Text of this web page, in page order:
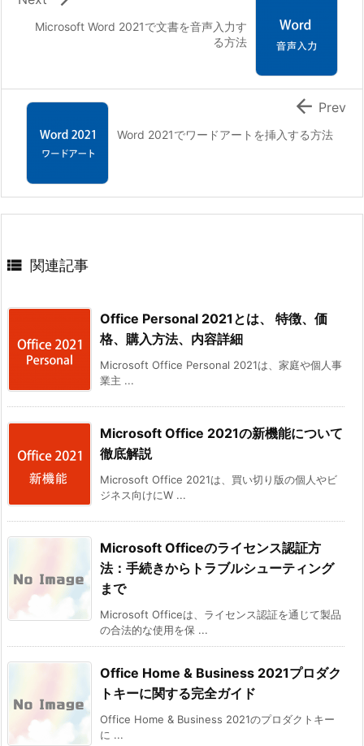
Microsoft Word 2021で文書を音声入力す
る方法
Word 2021でワードアートを挿入する方法
 Prev
 関連記事
Office Personal 2021とは、 特徴、価
格、購入方法、内容詳細
Microsoft Office Personal 2021は、家庭や個人事
業主 ...
Microsoft Office 2021の新機能について
徹底解説
Microsoft Office 2021は、買い切り版の個人やビ
ジネス向けにW ...
Microsoft Officeのライセンス認証方
法：手続きからトラブルシューティング
まで
Microsoft Officeは、ライセンス認証を通じて製品
の合法的な使用を保 ...
Office Home & Business 2021プロダク
トキーに関する完全ガイド
Office Home & Business 2021のプロダクトキー
に ...